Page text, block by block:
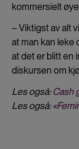
kommersielt
– Viktigst av alt
at man kan
at det er blitt en
diskursen om
Les også: Cash
Les også: